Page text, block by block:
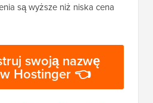
są wyższe niż niska cena
swoją nazwę
Hostinger 👈